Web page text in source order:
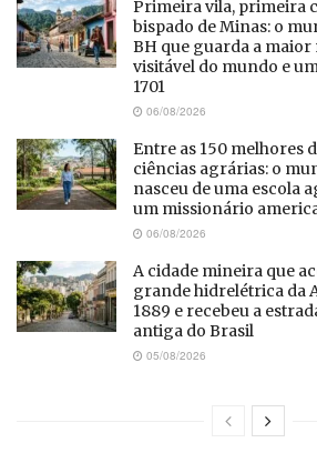
Primeira vila, primeira
bispado de Minas: o
BH que guarda a maior
visitável do mundo e
1701
06/08/2026
Entre as 150 melhores
ciências agrárias: o
nasceu de uma escola
um missionário
06/08/2026
A cidade mineira que
grande hidrelétrica da
1889 e recebeu a
antiga do Brasil
05/08/2026